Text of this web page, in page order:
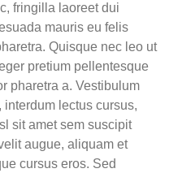
fringilla laoreet dui
mauris eu felis
Quisque nec leo ut
pretium pellentesque
pharetra a. Vestibulum
lectus cursus,
sit amet sem suscipit
augue, aliquam et
cursus eros. Sed